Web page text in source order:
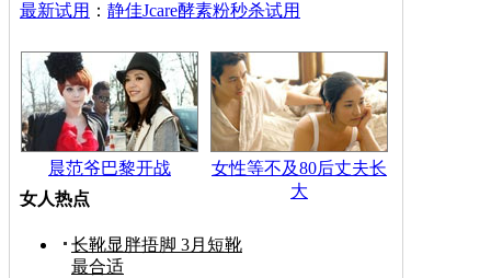
最新试用 ： 静佳Jcare酵素粉秒杀试用
晨范爷巴黎开战
女性等不及80后丈夫长
大
女人热点
长靴显胖捂脚 3月短靴
最合适